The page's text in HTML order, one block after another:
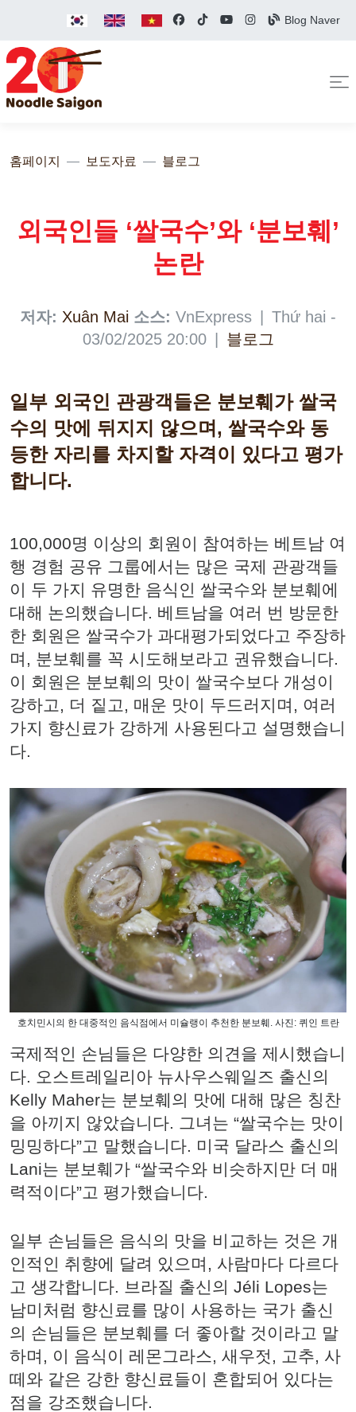
Blog Naver
홈페이지 보도자료 블로그
외국인들 ‘쌀국수’와 ‘분보훼’
논란
저자: Xuân Mai 소스: VnExpress
Thứ hai -
03/02/2025 20:00
블로그
일부 외국인 관광객들은 분보훼가 쌀국
수의 맛에 뒤지지 않으며, 쌀국수와 동
등한 자리를 차지할 자격이 있다고 평가
합니다.
100,000명 이상의 회원이 참여하는 베트남 여
행 경험 공유 그룹에서는 많은 국제 관광객들
이 두 가지 유명한 음식인 쌀국수와 분보훼에
대해 논의했습니다. 베트남을 여러 번 방문한
한 회원은 쌀국수가 과대평가되었다고 주장하
며, 분보훼를 꼭 시도해보라고 권유했습니다.
이 회원은 분보훼의 맛이 쌀국수보다 개성이
강하고, 더 짙고, 매운 맛이 두드러지며, 여러
가지 향신료가 강하게 사용된다고 설명했습니
다.
호치민시의 한 대중적인 음식점에서 미슐랭이 추천한 분보훼. 사진: 퀴인 트란
국제적인 손님들은 다양한 의견을 제시했습니
다. 오스트레일리아 뉴사우스웨일즈 출신의
Kelly Maher는 분보훼의 맛에 대해 많은 칭찬
을 아끼지 않았습니다. 그녀는 “쌀국수는 맛이
밍밍하다”고 말했습니다. 미국 달라스 출신의
Lani는 분보훼가 “쌀국수와 비슷하지만 더 매
력적이다”고 평가했습니다.
일부 손님들은 음식의 맛을 비교하는 것은 개
인적인 취향에 달려 있으며, 사람마다 다르다
고 생각합니다. 브라질 출신의 Jéli Lopes는
남미처럼 향신료를 많이 사용하는 국가 출신
의 손님들은 분보훼를 더 좋아할 것이라고 말
하며, 이 음식이 레몬그라스, 새우젓, 고추, 사
떼와 같은 강한 향신료들이 혼합되어 있다는
점을 강조했습니다.